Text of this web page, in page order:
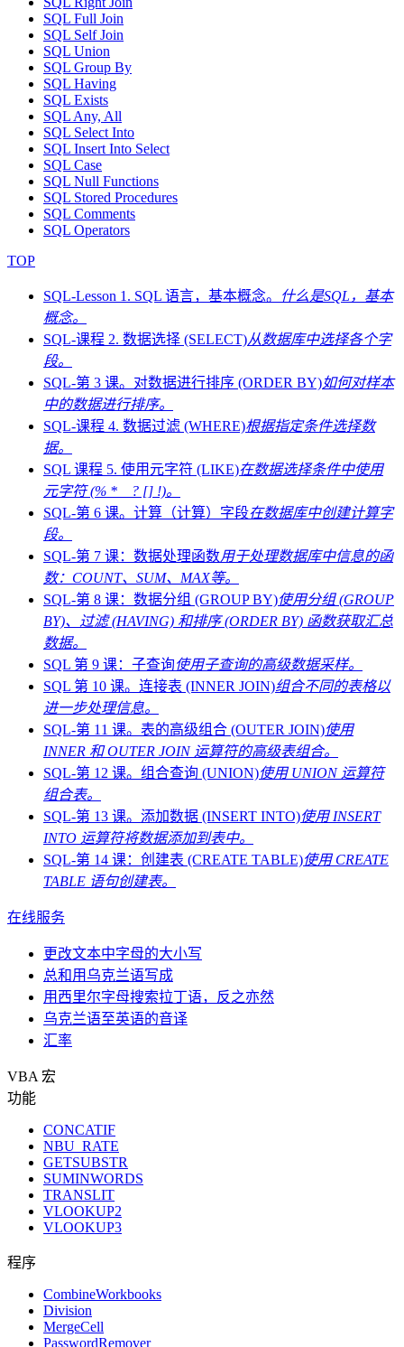
SQL Full Join
SQL Self Join
SQL Union
SQL Group By
SQL Having
SQL Exists
SQL Any, All
SQL Select Into
SQL Insert Into Select
SQL Case
SQL Null Functions
SQL Stored Procedures
SQL Comments
SQL Operators
TOP
SQL-Lesson 1. SQL 语言，基本概念。
什么是SQL，基本
概念。
SQL-课程 2. 数据选择 (SELECT)从数据库中选择各个字
段。
SQL-第 3 课。对数据进行排序 (ORDER BY)如何对样本
中的数据进行排序。
SQL-课程 4. 数据过滤 (WHERE)根据指定条件选择数
据。
SQL 课程 5. 使用元字符 (LIKE)在数据选择条件中使用
元字符 (% * _ ? [] !)。
SQL-第 6 课。计算（计算）字段在数据库中创建计算字
段。
SQL-第 7 课：数据处理函数用于处理数据库中信息的函
数：COUNT、SUM、MAX等。
SQL-第 8 课：数据分组 (GROUP BY)使用分组 (GROUP
BY)、过滤 (HAVING) 和排序 (ORDER BY) 函数获取汇总
数据。
SQL 第 9 课：子查询使用子查询的高级数据采样。
SQL 第 10 课。连接表 (INNER JOIN)组合不同的表格以
进一步处理信息。
SQL-第 11 课。表的高级组合 (OUTER JOIN)使用
INNER 和 OUTER JOIN 运算符的高级表组合。
SQL-第 12 课。组合查询 (UNION)使用 UNION 运算符
组合表。
SQL-第 13 课。添加数据 (INSERT INTO)使用 INSERT
INTO 运算符将数据添加到表中。
SQL-第 14 课：创建表 (CREATE TABLE)使用 CREATE
TABLE 语句创建表。
在线服务
更改文本中字母的大小写
总和用乌克兰语写成
用西里尔字母搜索拉丁语，反之亦然
乌克兰语至英语的音译
汇率
VBA 宏
功能
CONCATIF
NBU_RATE
GETSUBSTR
SUMINWORDS
TRANSLIT
VLOOKUP2
VLOOKUP3
程序
CombineWorkbooks
Division
MergeCell
PasswordRemover